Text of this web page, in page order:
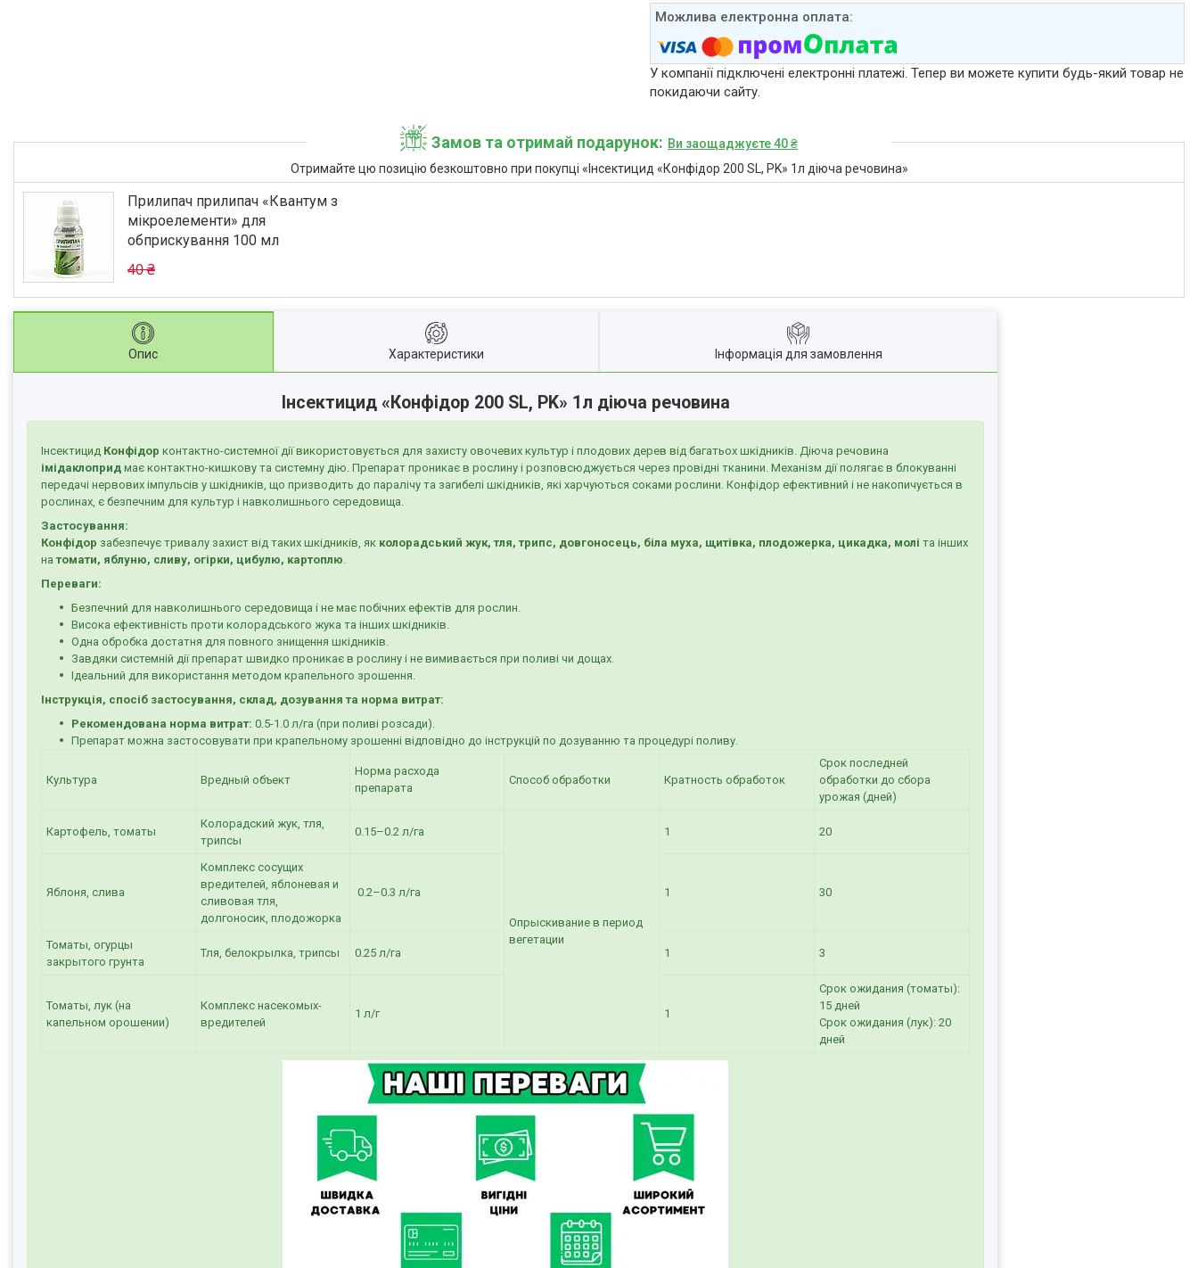
У компанії підключені електронні платежі. Тепер ви можете купити будь-який товар не
покидаючи сайту.
Замов та отримай подарунок
Ви заощаджуєте 40 ₴
Отримайте цю позицію безкоштовно при покупці «Інсектицид «Конфідор 200 SL, PK» 1л діюча речовина»
40 ₴
Прилипач прилипач «Квантум з
мікроелементи» для
обприскування 100 мл
Опис Характеристики Інформація для замовлення
Інсектицид «Конфідор 200 SL, PK» 1л діюча речовина
Інсектицид Конфідор контактно-системної дії використовується для захисту овочевих культур і плодових дерев від багатьох шкідників. Діюча речовина
імідаклоприд має контактно-кишкову та системну дію. Препарат проникає в рослину і розповсюджується через провідні тканини. Механізм дії полягає в блокуванні
передачі нервових імпульсів у шкідників, що призводить до паралічу та загибелі шкідників, які харчуються соками рослини. Конфідор ефективний і не накопичується в
рослинах, є безпечним для культур і навколишнього середовища.
Застосування:
Конфідор забезпечує тривалу захист від таких шкідників, як колорадський жук, тля, трипс, довгоносець, біла муха, щитівка, плодожерка, цикадка, молі та інших
натомати, яблуню, сливу, огірки, цибулю, картоплю
Переваги:
Безпечний для навколишнього середовища і не має побічних ефектів для рослин.
Висока ефективність проти колорадського жука та інших шкідників.
Одна обробка достатня для повного знищення шкідників.
Завдяки системній дії препарат швидко проникає в рослину і не вимивається при поливі чи дощах.
Ідеальний для використання методом крапельного зрошення.
Інструкція, спосіб застосування, склад, дозування та норма витрат:
Рекомендована норма витрат: 0.5-1.0 л/га (при поливі розсади).
Препарат можна застосовувати при крапельному зрошенні відповідно до інструкцій по дозуванню та процедурі поливу.
Культура Вредный объект
Норма расхода
препарата
Способ обработки Кратность обработок
Срок последней
обработки до сбора
урожая (дней)
Картофель, томаты
Колорадский жук, тля,
трипсы
0.15–0.2 л/га
Опрыскивание в период
вегетации
1 20
Яблоня, слива
Комплекс сосущих
вредителей, яблоневая и
сливовая тля,
долгоносик, плодожорка
0.2–0.3 л/га 1 30
Томаты, огурцы
закрытого грунта
Тля, белокрылка, трипсы 0.25 л/га 1 3
Томаты, лук (на
капельном орошении)
Комплекс насекомых-
вредителей
1 л/г 1
Срок ожидания (томаты):
15 дней
Срок ожидания (лук): 20
дней